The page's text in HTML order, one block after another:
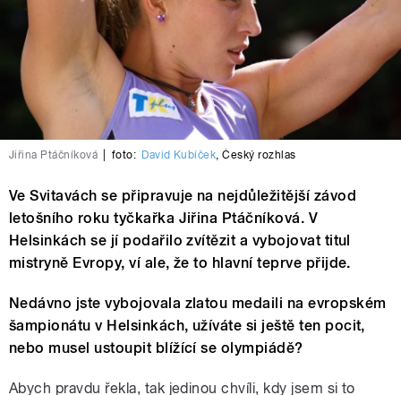
Jiřina Ptáčníková foto: David Kubíček,Český rozhlas
Ve Svitavách se připravuje na nejdůležitější závod
letošního roku tyčkařka Jiřina Ptáčníková. V
Helsinkách se jí podařilo zvítězit a vybojovat titul
mistryně Evropy, ví ale, že to hlavní teprve přijde.
Nedávno jste vybojovala zlatou medaili na evropském
šampionátu v Helsinkách, užíváte si ještě ten pocit,
nebo musel ustoupit blížící se olympiádě?
Abych pravdu řekla, tak jedinou chvíli, kdy jsem si to